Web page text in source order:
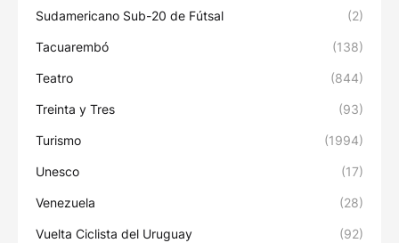
Sudamericano Sub-20 de Fútsal (2)
Tacuarembó (138)
Teatro (844)
Treinta y Tres (93)
Turismo (1994)
Unesco (17)
Venezuela (28)
Vuelta Ciclista del Uruguay (92)